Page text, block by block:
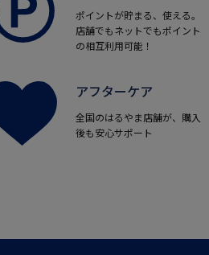
ポイントが貯まる、使える。
店舗でもネットでもポイント
の相互利用可能！
アフターケア
全国のはるやま店舗が、購入
後も安心サポート